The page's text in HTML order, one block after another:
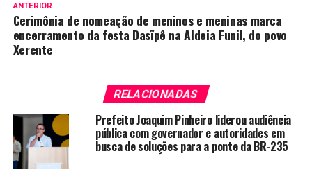
ANTERIOR
Cerimônia de nomeação de meninos e meninas marca
encerramento da festa Dasĩpê na Aldeia Funil, do povo
Xerente
RELACIONADAS
Prefeito Joaquim Pinheiro liderou audiência
pública com governador e autoridades em
busca de soluções para a ponte da BR-235